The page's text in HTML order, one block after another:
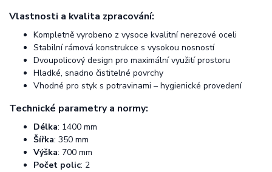
Vlastnosti a kvalita zpracování:
Kompletně vyrobeno z vysoce kvalitní nerezové oceli
Stabilní rámová konstrukce s vysokou nosností
Dvoupolicový design pro maximální využití prostoru
Hladké, snadno čistitelné povrchy
Vhodné pro styk s potravinami – hygienické provedení
Technické parametry a normy:
Délka: 1400 mm
Šířka: 350 mm
Výška: 700 mm
Počet polic: 2